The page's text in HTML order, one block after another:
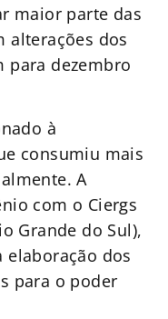
maior parte das
alterações dos
para dezembro
à
consumiu mais
A
com o Ciergs
Grande do Sul),
elaboração dos
para o poder